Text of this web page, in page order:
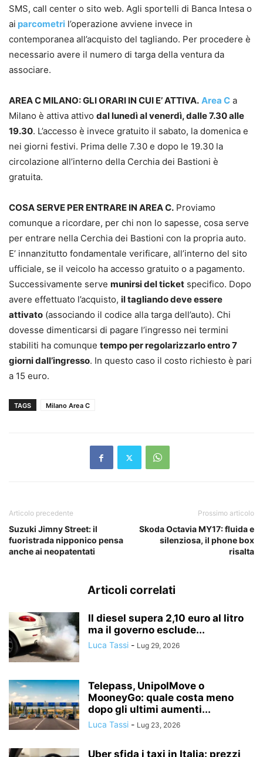
SMS, call center o sito web. Agli sportelli di Banca Intesa o
ai parcometri l’operazione avviene invece in
contemporanea all’acquisto del tagliando. Per procedere è
necessario avere il numero di targa della ventura da
associare.
AREA C MILANO: GLI ORARI IN CUI E’ ATTIVA. Area C a
Milano è attiva attivo dal lunedì al venerdì, dalle 7.30 alle
19.30. L’accesso è invece gratuito il sabato, la domenica e
nei giorni festivi. Prima delle 7.30 e dopo le 19.30 la
circolazione all’interno della Cerchia dei Bastioni è
gratuita.
COSA SERVE PER ENTRARE IN AREA C. Proviamo
comunque a ricordare, per chi non lo sapesse, cosa serve
per entrare nella Cerchia dei Bastioni con la propria auto.
E’ innanzitutto fondamentale verificare, all’interno del sito
ufficiale, se il veicolo ha accesso gratuito o a pagamento.
Successivamente serve munirsi del ticket specifico. Dopo
avere effettuato l’acquisto, il tagliando deve essere
attivato (associando il codice alla targa dell’auto). Chi
dovesse dimenticarsi di pagare l’ingresso nei termini
stabiliti ha comunque tempo per regolarizzarlo entro 7
giorni dall’ingresso. In questo caso il costo richiesto è pari
a 15 euro.
TAGS Milano Area C
Articolo precedente
Suzuki Jimny Street: il
fuoristrada nipponico pensa
anche ai neopatentati
Prossimo articolo
Skoda Octavia MY17: fluida e
silenziosa, il phone box
risalta
Articoli correlati
Il diesel supera 2,10 euro al litro
ma il governo esclude...
Luca Tassi - Lug 29, 2026
Telepass, UnipolMove o
MooneyGo: quale costa meno
dopo gli ultimi aumenti...
Luca Tassi - Lug 23, 2026
Uber sfida i taxi in Italia: prezzi